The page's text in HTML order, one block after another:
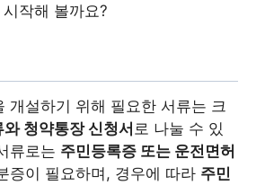
작해 볼까요?
개설하기 위해 필요한 서류는 크
청약통장 신청서 로 나눌 수 있
류로는 주민등록증 또는 운전면허
증이 필요하며, 경우에 따라 주민